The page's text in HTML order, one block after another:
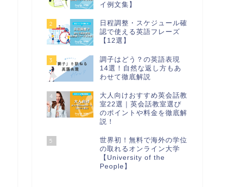
イ例文集】
2
日程調整・スケジュール確
認で使える英語フレーズ
【12選】
3
調子はどう？の英語表現
14選！自然な返し方もあ
わせて徹底解説
4
大人向けおすすめ英会話教
室22選｜英会話教室選び
のポイントや料金を徹底解
説！
5
世界初！無料で海外の学位
の取れるオンライン大学
【University of the
People】